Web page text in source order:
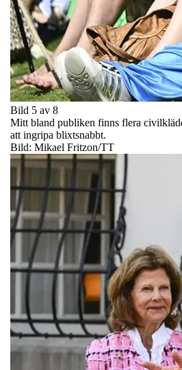
Bild 5 av 8
Mitt bland publiken finns flera
att ingripa blixtsnabbt.
Bild: Mikael Fritzon/TT